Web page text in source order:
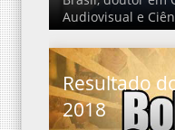
Audiovisual e
Resultado
2018